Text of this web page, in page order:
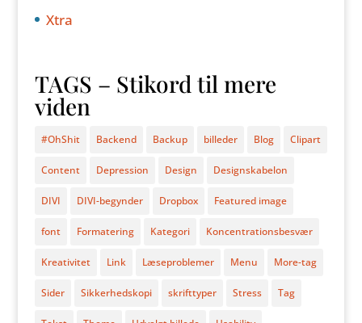
Xtra
TAGS – Stikord til mere
viden
#OhShit Backend Backup billeder Blog Clipart
Content Depression Design Designskabelon
DIVI DIVI-begynder Dropbox Featured image
font Formatering Kategori Koncentrationsbesvær
Kreativitet Link Læseproblemer Menu More-tag
Sider Sikkerhedskopi skrifttyper Stress Tag